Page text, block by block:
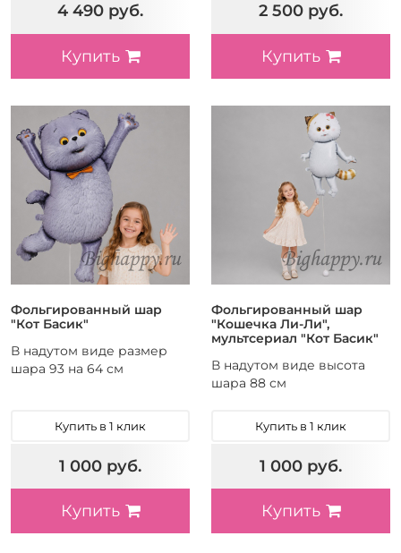
4 490 руб.
Купить
2 500 руб.
Купить
Фольгированный шар
"Кот Басик"
В надутом виде размер
шара 93 на 64 см
Купить в 1 клик
1 000 руб.
Купить
Фольгированный шар
"Кошечка Ли-Ли",
мультсериал "Кот Басик"
В надутом виде высота
шара 88 см
Купить в 1 клик
1 000 руб.
Купить